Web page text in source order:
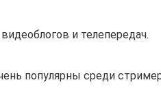
и телепередач.
популярны среди